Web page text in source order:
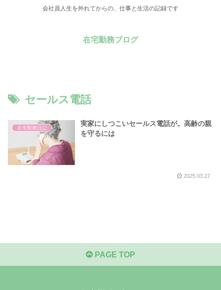
会社員人生を外れてからの、仕事と生活の記録です
在宅勤務ブログ
セールス電話
在宅勤務日記
実家にしつこいセールス電話が。高齢の親
を守るには
2025.03.27
PAGE TOP